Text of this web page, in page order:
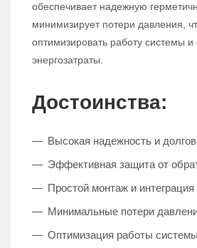
обеспечивает надежную
минимизирует потери давления,
оптимизировать работу системы и
энергозатраты.
Достоинства:
Высокая надежность и
Эффективная защита от
Простой монтаж и
Минимальные потери
Оптимизация работы системы